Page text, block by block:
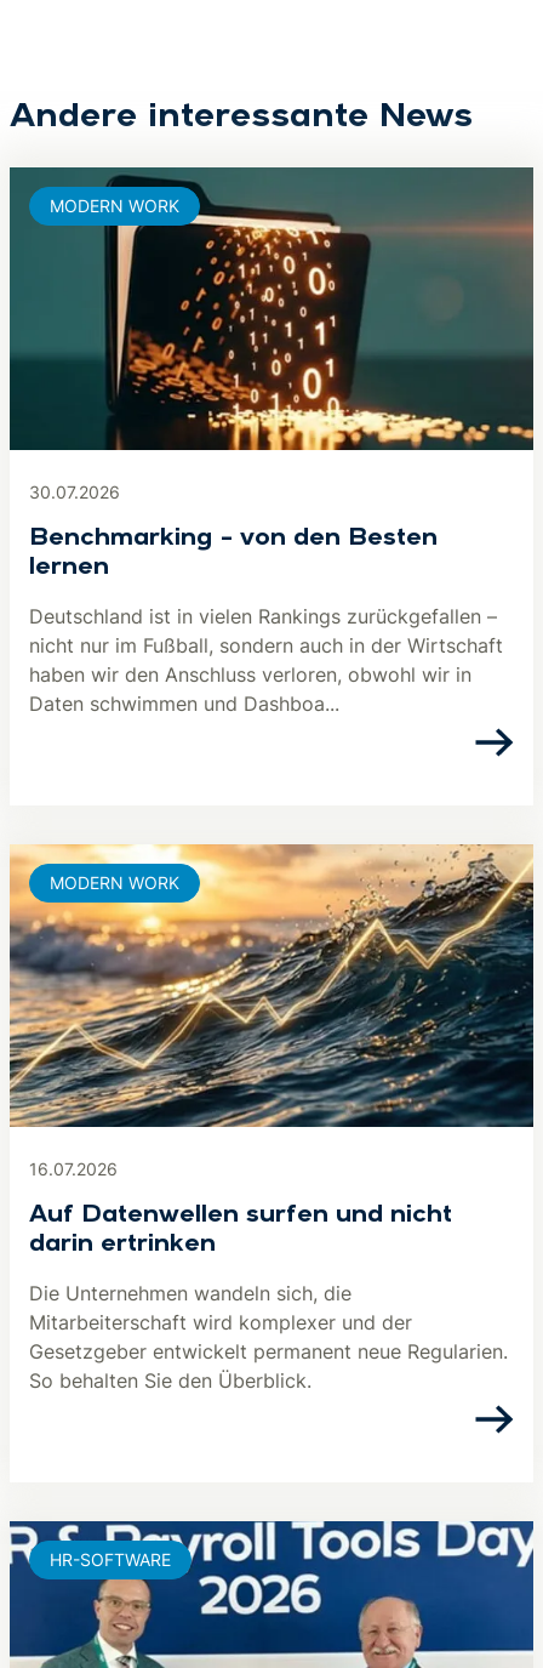
Andere interessante News
30.07.2026
Benchmarking – von den Besten
lernen
Deutschland ist in vielen Rankings zurückgefallen –
nicht nur im Fußball, sondern auch in der Wirtschaft
haben wir den Anschluss verloren, obwohl wir in
Daten schwimmen und Dashboa...
MODERN WORK
16.07.2026
Auf Datenwellen surfen und nicht
darin ertrinken
Die Unternehmen wandeln sich, die
Mitarbeiterschaft wird komplexer und der
Gesetzgeber entwickelt permanent neue Regularien.
So behalten Sie den Überblick.
MODERN WORK
HR-SOFTWARE